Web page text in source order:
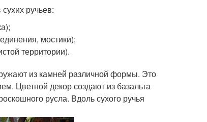
ручьев:
мостики);
территории).
из камней различной формы. Это
Цветной декор создают из базальта
русла. Вдоль сухого ручья